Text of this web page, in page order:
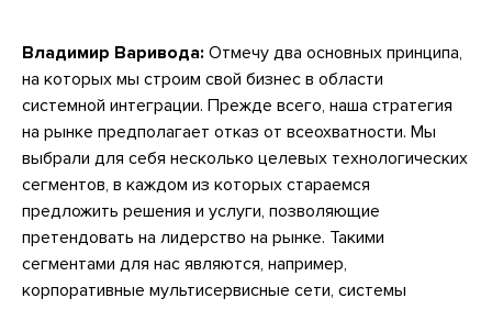
Владимир Варивода: Отмечу два основных принципа,
на которых мы строим свой бизнес в области
системной интеграции. Прежде всего, наша стратегия
на рынке предполагает отказ от всеохватности. Мы
выбрали для себя несколько целевых технологических
сегментов, в каждом из которых стараемся
предложить решения и услуги, позволяющие
претендовать на лидерство на рынке. Такими
сегментами для нас являются, например,
корпоративные мультисервисные сети, системы